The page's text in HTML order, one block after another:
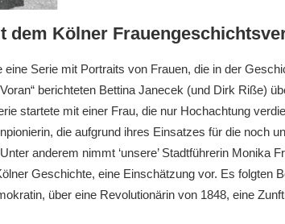
dem Kölner
eine Serie mit Portraits von Frauen, die in der
berichteten Bettina Janecek (und Dirk Riße)
startete mit einer Frau, die nur Hochachtung
die aufgrund ihres Einsatzes für die noch
anderem nimmt ‘unsere’ Stadtführerin Monika
Geschichte, eine Einschätzung vor. Es folgten
über eine Revolutionärin von 1848, eine